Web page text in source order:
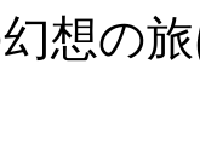
想の